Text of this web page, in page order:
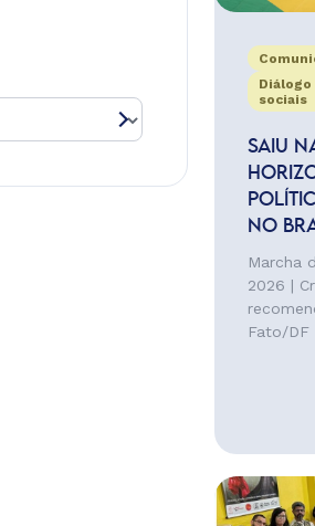
sociais
SAIU
NO
Marcha
2026 |
Fato/DF